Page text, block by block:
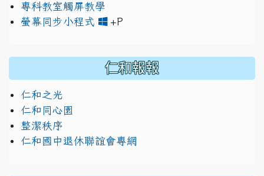
專科教室觸屏教學
螢幕同步小程式
+P
仁和報報
仁和之光
仁和同心園
整潔秩序
仁和國中退休聯誼會專網